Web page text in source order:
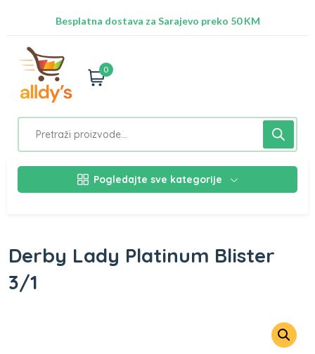
Besplatna dostava za Sarajevo preko 50 KM
0
Pogledajte sve kategorije
Derby Lady Platinum Blister
3/1